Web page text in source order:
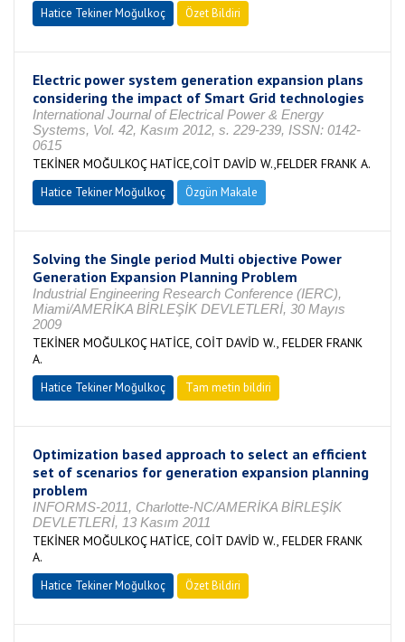
Hatice Tekiner Moğulkoç Özet Bildiri
Electric power system generation expansion plans
considering the impact of Smart Grid technologies
International Journal of Electrical Power & Energy
Systems, Vol. 42, Kasım 2012, s. 229-239, ISSN: 0142-
0615
TEKİNER MOĞULKOÇ HATİCE,COİT DAVİD W.,FELDER FRANK A.
Hatice Tekiner Moğulkoç Özgün Makale
Solving the Single period Multi objective Power
Generation Expansion Planning Problem
Industrial Engineering Research Conference (IERC),
Miami/AMERİKA BİRLEŞİK DEVLETLERİ, 30 Mayıs
2009
TEKİNER MOĞULKOÇ HATİCE, COİT DAVİD W., FELDER FRANK
A.
Hatice Tekiner Moğulkoç Tam metin bildiri
Optimization based approach to select an efficient
set of scenarios for generation expansion planning
problem
INFORMS-2011, Charlotte-NC/AMERİKA BİRLEŞİK
DEVLETLERİ, 13 Kasım 2011
TEKİNER MOĞULKOÇ HATİCE, COİT DAVİD W., FELDER FRANK
A.
Hatice Tekiner Moğulkoç Özet Bildiri